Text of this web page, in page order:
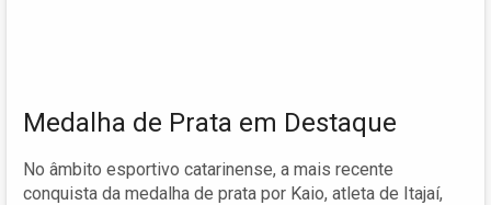
Medalha de Prata em Destaque
No âmbito esportivo catarinense, a mais recente
conquista da medalha de prata por Kaio, atleta de Itajaí,